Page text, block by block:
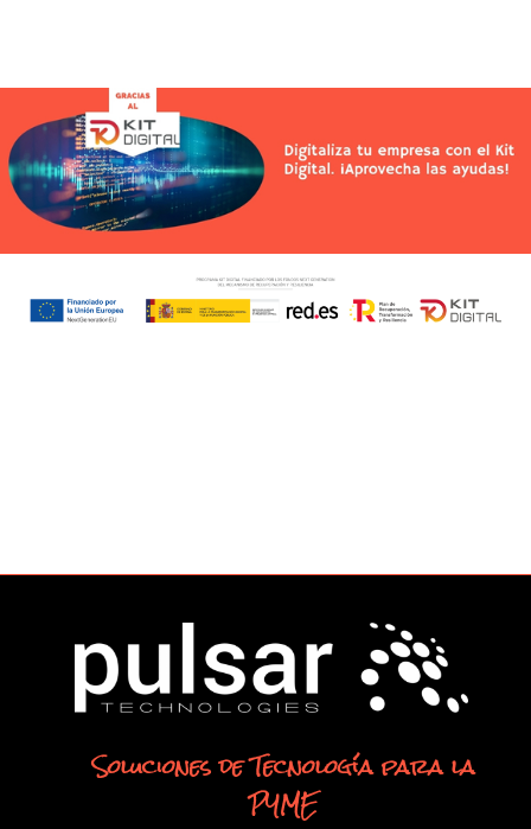
TRANSFORMACIÓN DIGITAL
Soluciones de Tecnología para la
PYME